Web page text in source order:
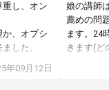
し、オン
か、オプシ
した。
ーティン
師を希望す
年09月12日
娘の講師
薦めの問
ます。24
きます(ど
に決めれ
思います